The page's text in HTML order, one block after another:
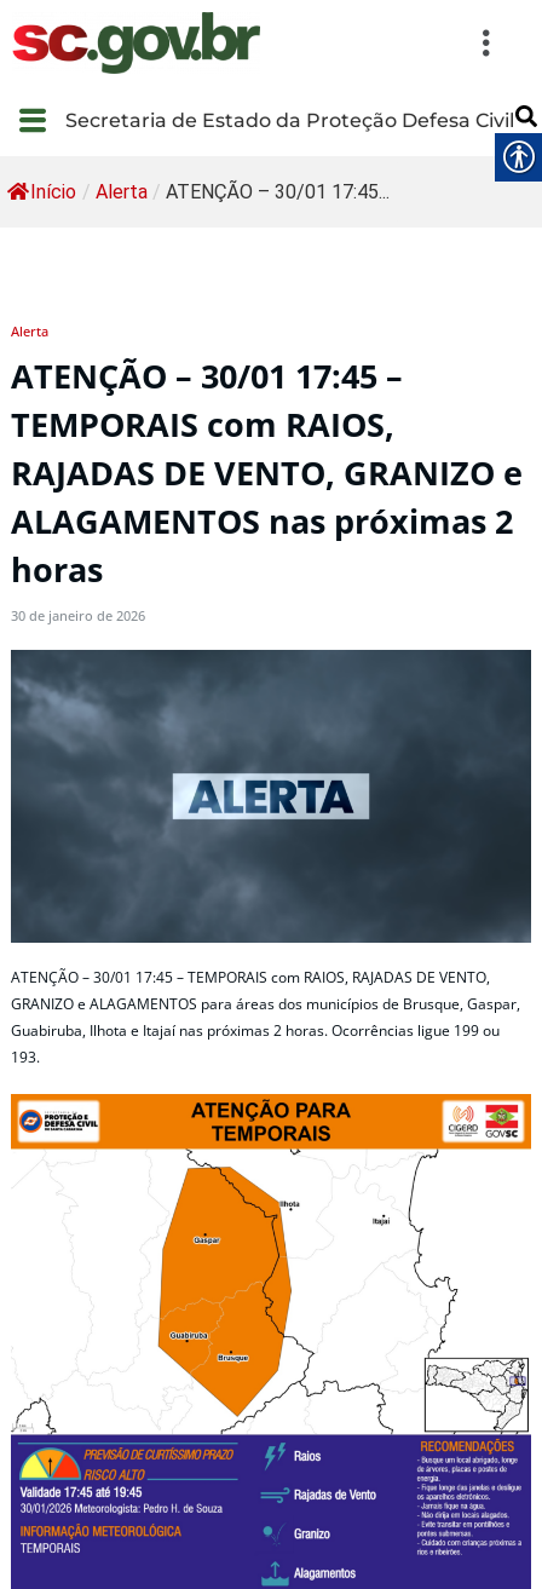
Secretaria de Estado da Proteção Defesa Civil
Início / Alerta / ATENÇÃO – 30/01 17:45...
Alerta
ATENÇÃO – 30/01 17:45 –
TEMPORAIS com RAIOS,
RAJADAS DE VENTO, GRANIZO e
ALAGAMENTOS nas próximas 2
horas
30 de janeiro de 2026
ATENÇÃO – 30/01 17:45 – TEMPORAIS com RAIOS, RAJADAS DE VENTO,
GRANIZO e ALAGAMENTOS para áreas dos municípios de Brusque, Gaspar,
Guabiruba, Ilhota e Itajaí nas próximas 2 horas. Ocorrências ligue 199 ou
193.